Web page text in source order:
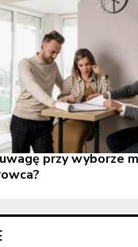
przy wyborze